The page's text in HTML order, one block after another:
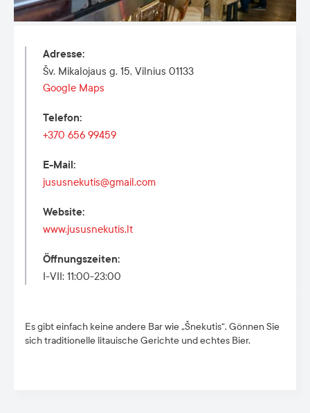
Es gibt einfach keine andere Bar wie „Šnekutis“. Gönnen Sie
sich traditionelle litauische Gerichte und echtes Bier.
Adresse:
Šv. Mikalojaus g. 15, Vilnius 01133
Google Maps
Telefon:
+370 656 99459
E-Mail :
jususnekutis@gmail.com
Website:
www.jususnekutis.lt
Öffnungszeiten:
I-VII: 11:00-23:00